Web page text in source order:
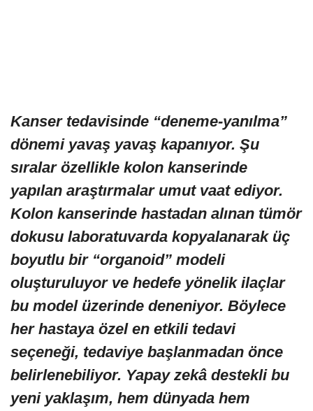
Kanser tedavisinde “deneme-yanılma”
dönemi yavaş yavaş kapanıyor. Şu
sıralar özellikle kolon kanserinde
yapılan araştırmalar umut vaat ediyor.
Kolon kanserinde hastadan alınan tümör
dokusu laboratuvarda kopyalanarak üç
boyutlu bir “organoid” modeli
oluşturuluyor ve hedefe yönelik ilaçlar
bu model üzerinde deneniyor. Böylece
her hastaya özel en etkili tedavi
seçeneği, tedaviye başlanmadan önce
belirlenebiliyor. Yapay zekâ destekli bu
yeni yaklaşım, hem dünyada hem